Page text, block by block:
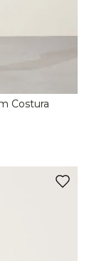
Costura